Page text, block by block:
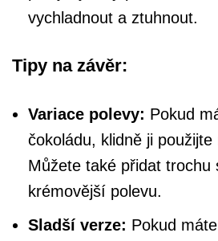
vychladnout a ztuhnout.
Tipy na závěr:
Variace polevy: Pokud
čokoládu, klidně ji
Můžete také přidat trochu
krémovější polevu.
Sladší verze: Pokud